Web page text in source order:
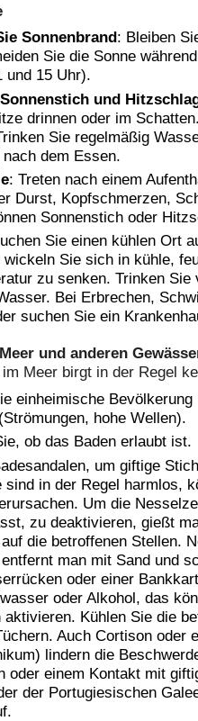
Sonnenbrand: Bleiben
Sie die Sonne
und 15 Uhr).
und
drinnen oder im
Sie regelmäßig
dem Essen.
: Treten nach einem
Durst, Kopfschmerzen,
Sonnenstich oder
Sie einen kühlen Ort
wickeln Sie sich in kühle,
zu senken. Trinken
Bei Erbrechen,
suchen Sie ein
und anderen
Meer birgt in der Regel
einheimische
hohe Wellen).
ob das Baden erlaubt ist.
um giftige
sind in der Regel harmlos,
Um die
zu deaktivieren, gießt
die betroffenen Stellen.
man mit Sand und
oder einer
oder Alkohol, das
aktivieren. Kühlen Sie die
Auch Cortison oder
lindern die
oder einem Kontakt mit
der Portugiesischen